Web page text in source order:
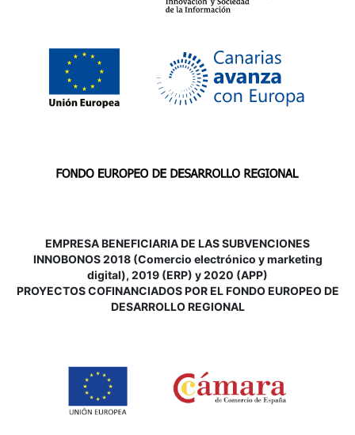
EMPRESA BENEFICIARIA DE LAS SUBVENCIONES
INNOBONOS 2018 (Comercio electrónico y marketing
digital), 2019 (ERP) y 2020 (APP)
PROYECTOS COFINANCIADOS POR EL FONDO EUROPEO DE
DESARROLLO REGIONAL